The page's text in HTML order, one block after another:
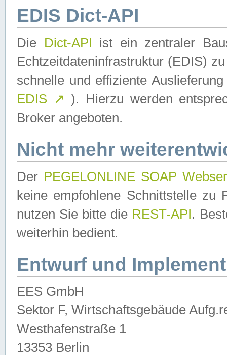
EDIS Dict-API
Die Dict-API ist ein zentraler
Echtzeitdateninfrastruktur (EDIS)
schnelle und effiziente
EDIS ↗ ). Hierzu werden
Broker angeboten.
Nicht mehr
Der PEGELONLINE SOAP
keine empfohlene Schnittstelle zu
nutzen Sie bitte die REST-API.
weiterhin bedient.
Entwurf und
EES GmbH
Sektor F, Wirtschaftsgebäude
Westhafenstraße 1
13353 Berlin